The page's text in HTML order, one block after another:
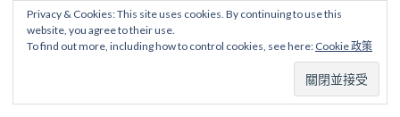
Privacy & Cookies: This site uses cookies. By continuing to use this
website, you agree to their use.
To find out more, including how to control cookies, see here: Cookie 政策